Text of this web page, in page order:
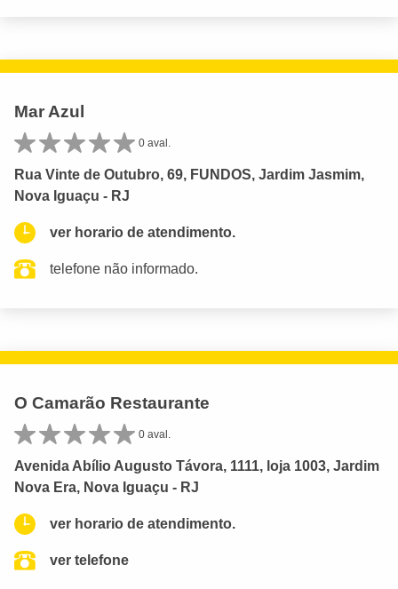
Mar Azul
0 aval.
Rua Vinte de Outubro, 69, FUNDOS, Jardim Jasmim,
Nova Iguaçu - RJ
ver horario de atendimento.
telefone não informado.
O Camarão Restaurante
0 aval.
Avenida Abílio Augusto Távora, 1111, loja 1003, Jardim
Nova Era, Nova Iguaçu - RJ
ver horario de atendimento.
ver telefone